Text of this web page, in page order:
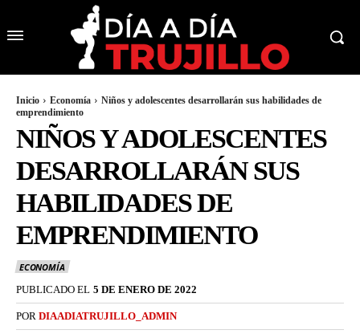
Inicio Economía
Niños y adolescentes desarrollarán sus habilidades de
emprendimiento
NIÑOS Y ADOLESCENTES
DESARROLLARÁN SUS
HABILIDADES DE
EMPRENDIMIENTO
ECONOMÍA
PUBLICADO EL 5 DE ENERO DE 2022
POR DIAADIATRUJILLO_ADMIN